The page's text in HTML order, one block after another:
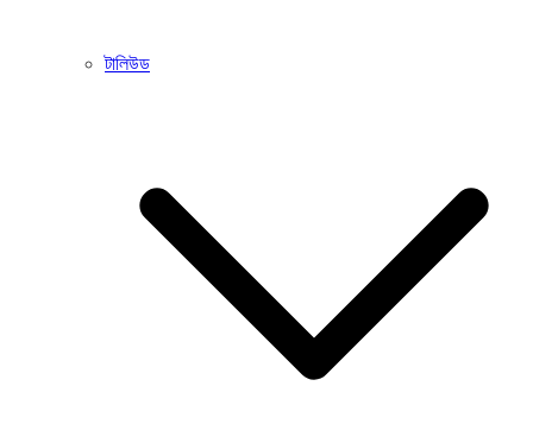
টালিউড